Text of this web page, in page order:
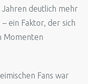
deutlich mehr
ein Faktor, der sich
Momenten
Fans war